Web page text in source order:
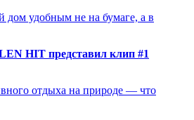
дом удобным не на бумаге, а в
HIT представил клип #1
отдыха на природе — что